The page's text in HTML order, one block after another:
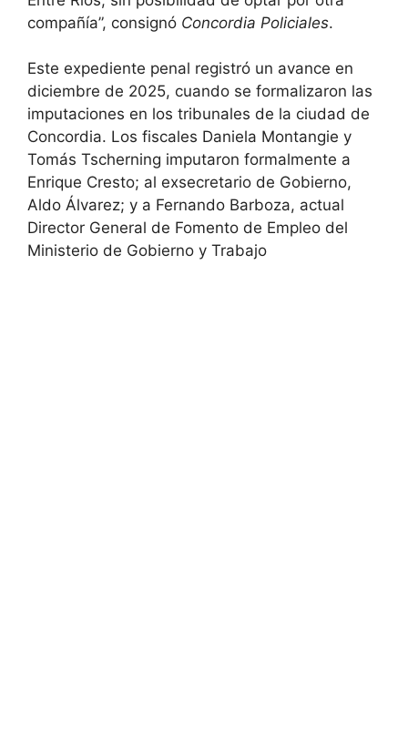
compañía”, consignó Concordia Policiales.
Este expediente penal registró un avance en
diciembre de 2025, cuando se formalizaron las
imputaciones en los tribunales de la ciudad de
Concordia. Los fiscales Daniela Montangie y
Tomás Tscherning imputaron formalmente a
Enrique Cresto; al exsecretario de Gobierno,
Aldo Álvarez; y a Fernando Barboza, actual
Director General de Fomento de Empleo del
Ministerio de Gobierno y Trabajo